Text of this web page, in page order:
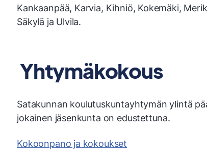
Kankaanpää, Karvia, Kihniö, Kokemäki,
Säkylä ja Ulvila.
Yhtymäkokous
Satakunnan koulutuskuntayhtymän ylintä
jokainen jäsenkunta on edustettuna.
Kokoonpano ja kokoukset